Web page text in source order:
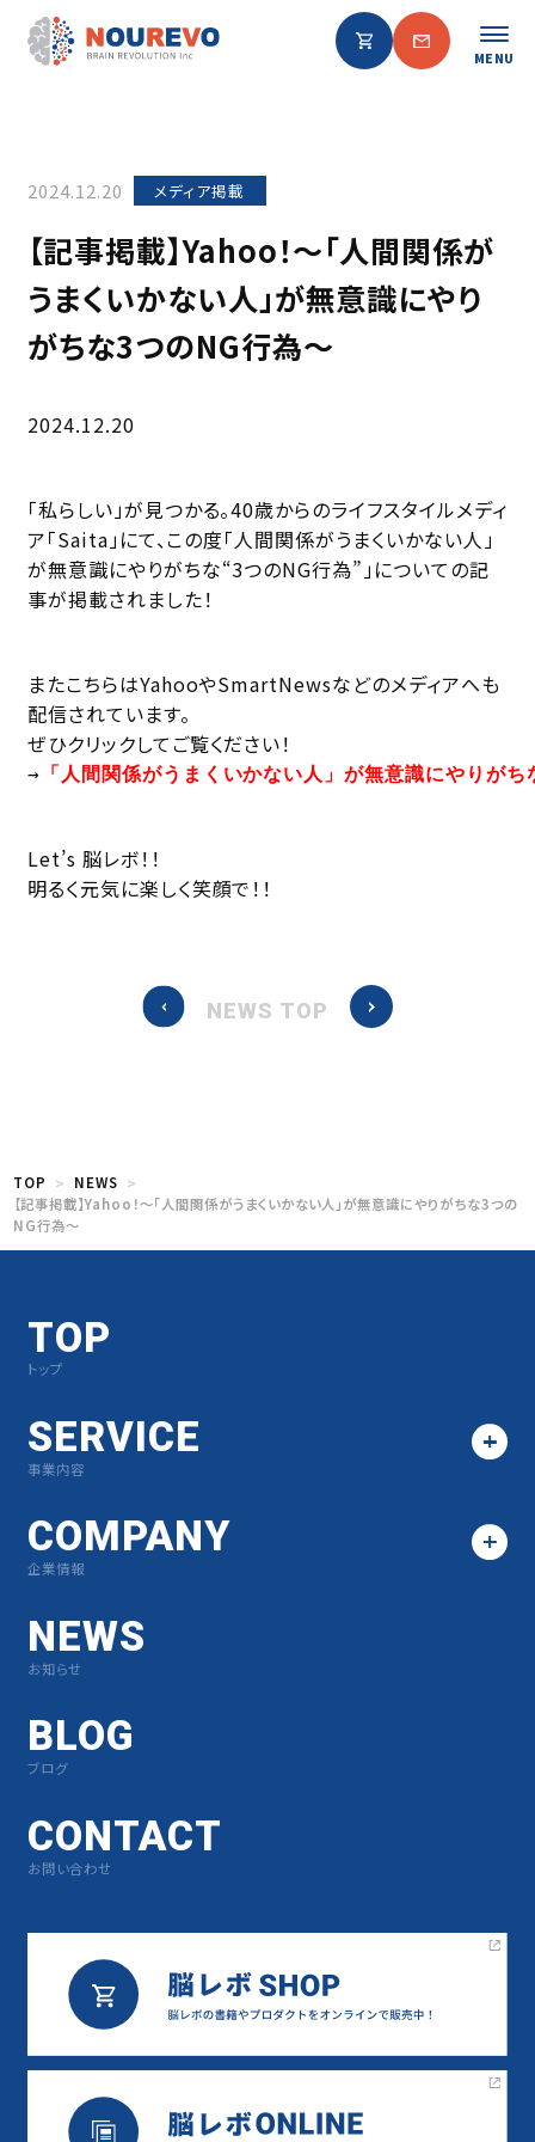
MENU
2024.12.20 メディア掲載
【記事掲載】Yahoo！〜「人間関係が
うまくいかない人」が無意識にやり
がちな3つのNG行為〜
2024.12.20
「私らしい」が見つかる。40歳からのライフスタイルメディ
ア「Saita」にて、この度「人間関係がうまくいかない人」
が無意識にやりがちな“3つのNG行為”」についての記
事が掲載されました！
またこちらはYahooやSmartNewsなどのメディアへも
配信されています。
ぜひクリックしてご覧ください！
→ 「人間関係がうまくいかない人」が無意識にやりが
Let’s 脳レボ！！
明るく元気に楽しく笑顔で！！
NEWS TOP
TOP
NEWS
【記事掲載】Yahoo！〜「人間関係がうまくいかない人」が無意識にやりがちな3つの
NG行為〜
TOP
トップ
SERVICE
事業内容
COMPANY
企業情報
NEWS
お知らせ
BLOG
ブログ
CONTACT
お問い合わせ